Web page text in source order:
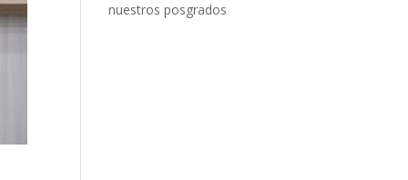
nuestros posgrados